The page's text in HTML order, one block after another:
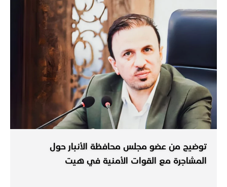
توضيح من عضو مجلس محافظة الأنبار حول
المشاجرة مع القوات الأمنية في هيت